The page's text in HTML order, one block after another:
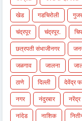
खेड
गडचिरोली
चंद्रपूर
चंद्रपूर.
छत्रपती संभाजीनगर
जळगाव
जालना
ठाणे
दिल्ली देवेंद्र
नगर
नंदुरबार नरेंद्र
नांदेड
नाशिक